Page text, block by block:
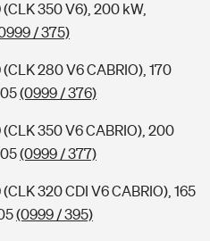
350 V6), 200 kW,
/ 375)
280 V6 CABRIO), 170
(0999 / 376)
350 V6 CABRIO), 200
(0999 / 377)
320 CDI V6 CABRIO), 165
(0999 / 395)